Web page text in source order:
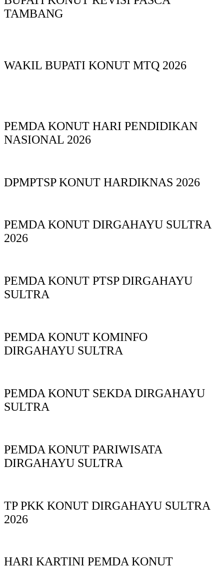
TAMBANG
WAKIL BUPATI KONUT MTQ 2026
PEMDA KONUT HARI PENDIDIKAN
NASIONAL 2026
DPMPTSP KONUT HARDIKNAS 2026
PEMDA KONUT DIRGAHAYU SULTRA
2026
PEMDA KONUT PTSP DIRGAHAYU
SULTRA
PEMDA KONUT KOMINFO
DIRGAHAYU SULTRA
PEMDA KONUT SEKDA DIRGAHAYU
SULTRA
PEMDA KONUT PARIWISATA
DIRGAHAYU SULTRA
TP PKK KONUT DIRGAHAYU SULTRA
2026
HARI KARTINI PEMDA KONUT